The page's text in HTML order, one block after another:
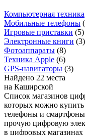
Компьютерная техника
Мобильные телефоны (
Игровые приставки (5)
Электронные книги (3)
Фотоаппараты (8)
Техника Apple (6)
GPS-навигаторы (3)
Найдено 22 места
на Каширской
Список магазинов
которых можно
телефоны и
прочую цифровую
в цифровых